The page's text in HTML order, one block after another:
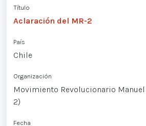
Título
Aclaración del MR-2
País
Chile
Organización
Movimiento Revolucionario
2)
Fecha